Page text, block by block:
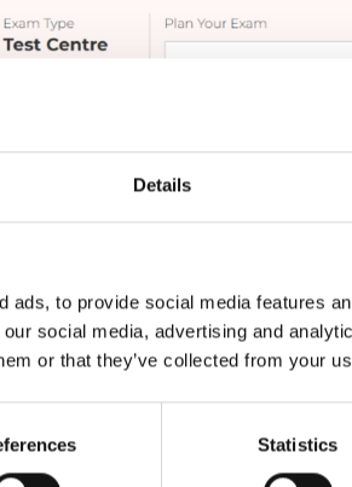
Details
ads, to provide social media features
social media, advertising and
or that they’ve collected from your
Statistics